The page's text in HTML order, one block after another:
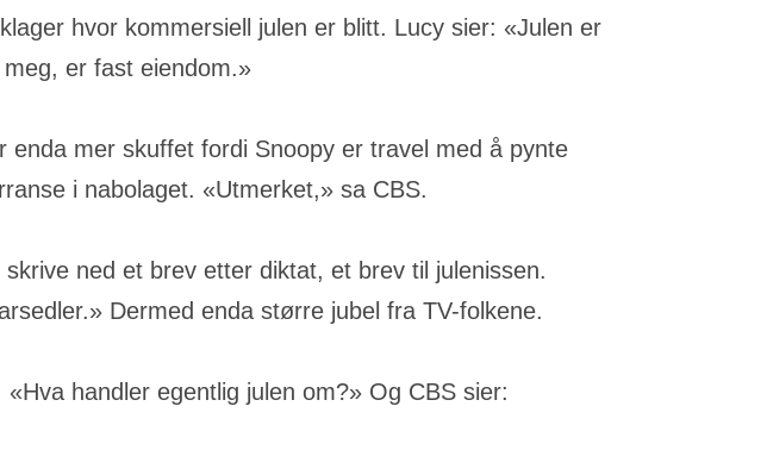
hvor kommersiell julen er blitt. Lucy sier: «Julen er
er fast eiendom.»
mer skuffet fordi Snoopy er travel med å pynte
i nabolaget. «Utmerket,» sa CBS.
ned et brev etter diktat, et brev til julenissen.
Dermed enda større jubel fra TV-folkene.
handler egentlig julen om?» Og CBS sier: